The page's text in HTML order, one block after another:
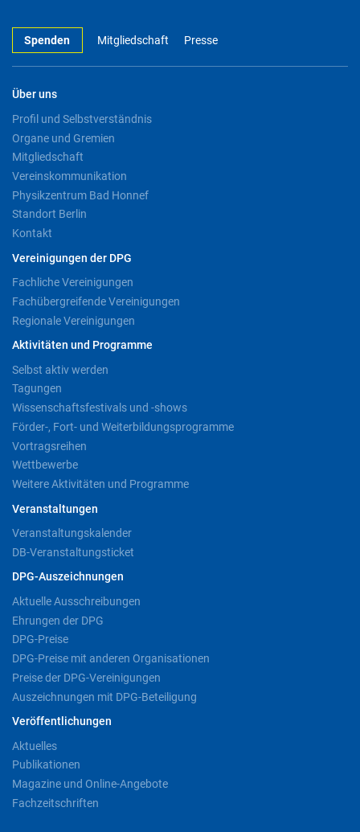
Spenden Mitgliedschaft Presse
Über uns
Profil und Selbstverständnis
Organe und Gremien
Mitgliedschaft
Vereinskommunikation
Physikzentrum Bad Honnef
Standort Berlin
Kontakt
Vereinigungen der DPG
Fachliche Vereinigungen
Fachübergreifende Vereinigungen
Regionale Vereinigungen
Aktivitäten und Programme
Selbst aktiv werden
Tagungen
Wissenschaftsfestivals und -shows
Förder-, Fort- und Weiterbildungsprogramme
Vortragsreihen
Wettbewerbe
Weitere Aktivitäten und Programme
Veranstaltungen
Veranstaltungskalender
DB-Veranstaltungsticket
DPG-Auszeichnungen
Aktuelle Ausschreibungen
Ehrungen der DPG
DPG-Preise
DPG-Preise mit anderen Organisationen
Preise der DPG-Vereinigungen
Auszeichnungen mit DPG-Beteiligung
Veröffentlichungen
Aktuelles
Publikationen
Magazine und Online-Angebote
Fachzeitschriften